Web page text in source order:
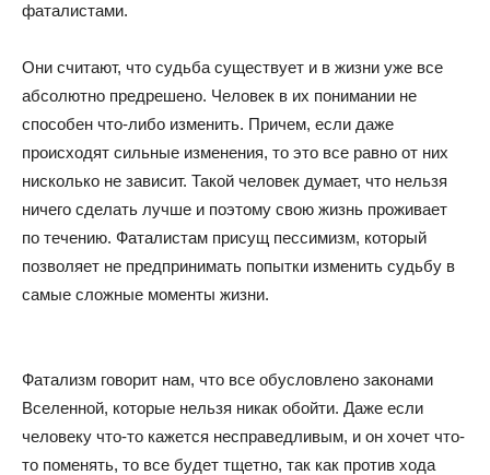
фаталистами.
Они считают, что судьба существует и в жизни уже все
абсолютно предрешено. Человек в их понимании не
способен что-либо изменить. Причем, если даже
происходят сильные изменения, то это все равно от них
нисколько не зависит. Такой человек думает, что нельзя
ничего сделать лучше и поэтому свою жизнь проживает
по течению. Фаталистам присущ пессимизм, который
позволяет не предпринимать попытки изменить судьбу в
самые сложные моменты жизни.
Фатализм говорит нам, что все обусловлено законами
Вселенной, которые нельзя никак обойти. Даже если
человеку что-то кажется несправедливым, и он хочет что-
то поменять, то все будет тщетно, так как против хода